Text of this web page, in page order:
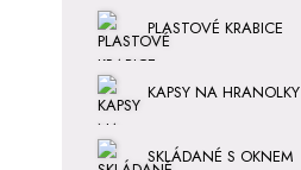
PLASTOVÉ KRABICE
KAPSY NA HRANOLKY
SKLÁDANÉ S OKNEM